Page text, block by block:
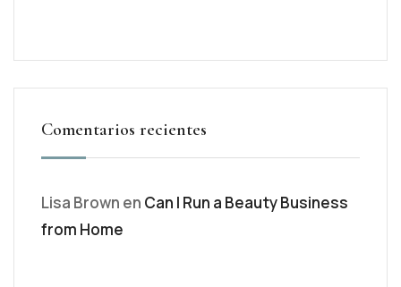
Comentarios recientes
Lisa Brown en Can I Run a Beauty Business
from Home